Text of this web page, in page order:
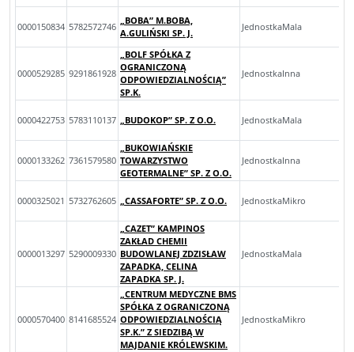
0000150834 5782572746
„BOBA” M.BOBA,
A.GULIŃSKI SP. J.
JednostkaMala
0000529285 9291861928
„BOLF SPÓŁKA Z
OGRANICZONĄ
ODPOWIEDZIALNOŚCIĄ”
SP.K.
JednostkaInna
0000422753 5783110137 „BUDOKOP” SP. Z O.O. JednostkaMala
0000133262 7361579580
„BUKOWIAŃSKIE
TOWARZYSTWO
GEOTERMALNE” SP. Z O.O.
JednostkaInna
0000325021 5732762605 „CASSAFORTE” SP. Z O.O. JednostkaMikro
0000013297 5290009330
„CAZET” KAMPINOS
ZAKŁAD CHEMII
BUDOWLANEJ ZDZISŁAW
ZAPADKA, CELINA
ZAPADKA SP. J.
JednostkaMala
0000570400 8141685524
„CENTRUM MEDYCZNE BMS
SPÓŁKA Z OGRANICZONĄ
ODPOWIEDZIALNOŚCIĄ
SP.K.” Z SIEDZIBĄ W
MAJDANIE KRÓLEWSKIM.
JednostkaMikro